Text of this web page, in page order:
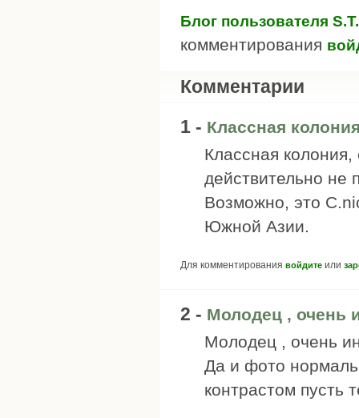
Блог пользователя
комментирования
Комментарии
1 - Классная
Классная
действительно не
Возможно, это
Южной Азии.
Для комментирования войдите или
2 - Молодец , очень
Молодец , очень
Да и фото
контрастом пусть